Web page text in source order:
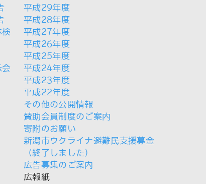
検
会
平成29年度
平成28年度
平成27年度
平成26年度
平成25年度
平成24年度
平成23年度
平成22年度
その他の公開情報
賛助会員制度のご案内
寄附のお願い
新潟市ウクライナ避難民支援募金
（終了しました）
広告募集のご案内
広報紙